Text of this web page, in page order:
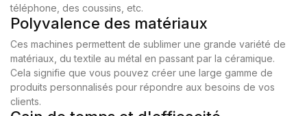
téléphone, des coussins, etc.
Polyvalence des matériaux
Ces machines permettent de sublimer une grande variété de
matériaux, du textile au métal en passant par la céramique.
Cela signifie que vous pouvez créer une large gamme de
produits personnalisés pour répondre aux besoins de vos
clients.